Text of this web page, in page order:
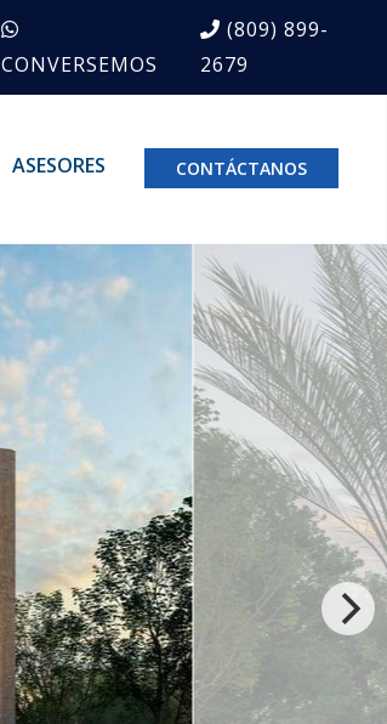
CONVERSEMOS
(809) 899-
2679
ASESORES CONTÁCTANOS